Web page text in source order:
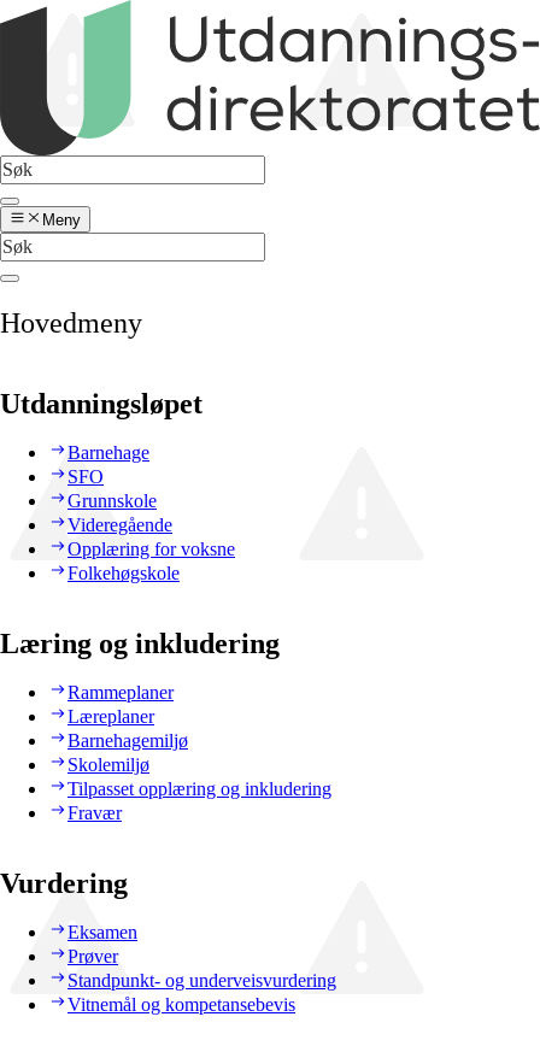
Meny
Hovedmeny
Utdanningsløpet
Barnehage
SFO
Grunnskole
Videregående
Opplæring for voksne
Folkehøgskole
Læring og inkludering
Rammeplaner
Læreplaner
Barnehagemiljø
Skolemiljø
Tilpasset opplæring og inkludering
Fravær
Vurdering
Eksamen
Prøver
Standpunkt- og underveisvurdering
Vitnemål og kompetansebevis